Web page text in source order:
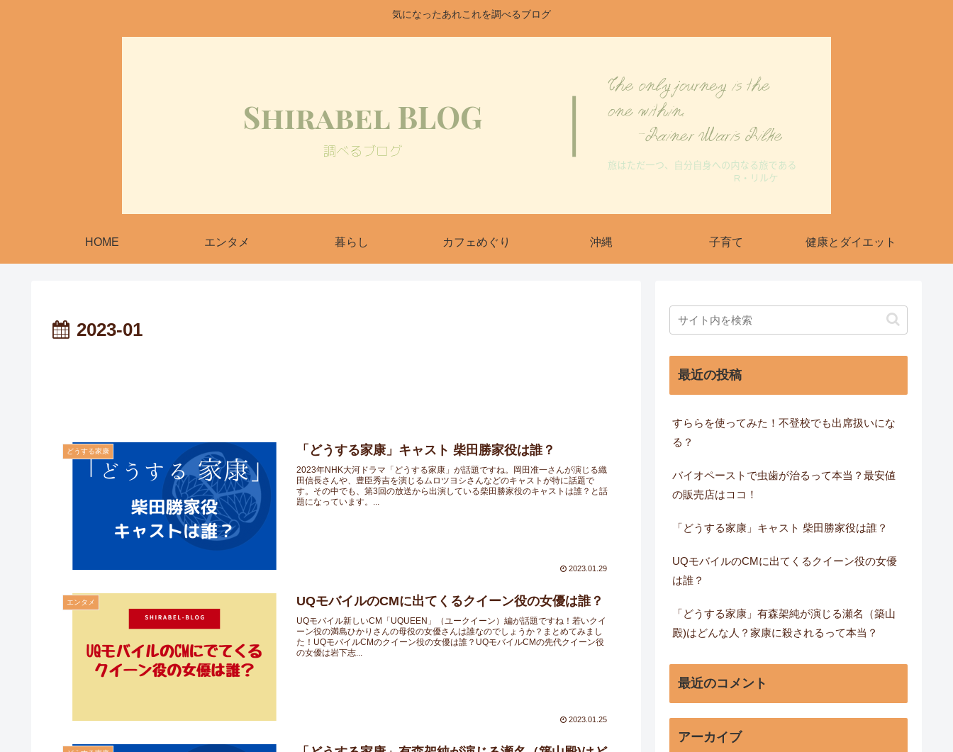
気になったあれこれを調べるブログ
HOME エンタメ 暮らし カフェめぐり 沖縄 子育て 健康とダイエット
2023-01
どうする家康 「どうする家康」キャスト 柴田勝家役は誰？
2023年NHK大河ドラマ「どうする家康」が話題ですね。岡田准一さんが演じる織
田信長さんや、豊臣秀吉を演じるムロツヨシさんなどのキャストが特に話題で
す。その中でも、第3回の放送から出演している柴田勝家役のキャストは誰？と話
題になっています。...
2023.01.29
エンタメ UQモバイルのCMに出てくるクイーン役の女優は誰？
UQモバイル新しいCM「UQUEEN」（ユークイーン）編が話題ですね！若いクイ
ーン役の満島ひかりさんの母役の女優さんは誰なのでしょうか？まとめてみまし
た！UQモバイルCMのクイーン役の女優は誰？UQモバイルCMの先代クイーン役
の女優は岩下志...
2023.01.25
最近の投稿
すららを使ってみた！不登校でも出席扱いにな
る？
バイオペーストで虫歯が治るって本当？最安値
の販売店はココ！
「どうする家康」キャスト 柴田勝家役は誰？
UQモバイルのCMに出てくるクイーン役の女優
は誰？
「どうする家康」有森架純が演じる瀬名（築山
殿)はどんな人？家康に殺されるって本当？
最近のコメント
アーカイブ